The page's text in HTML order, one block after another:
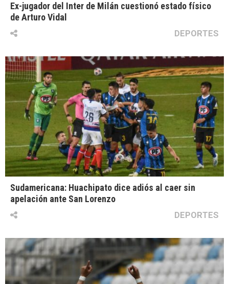
Ex-jugador del Inter de Milán cuestionó estado físico
de Arturo Vidal
DEPORTES
Sudamericana: Huachipato dice adiós al caer sin
apelación ante San Lorenzo
DEPORTES